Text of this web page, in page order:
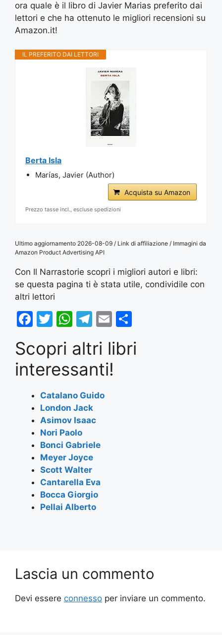
ora quale è il libro di Javier Marias preferito dai
lettori e che ha ottenuto le migliori recensioni su
Amazon.it!
IL PREFERITO DAI LETTORI
Berta Isla
Marías, Javier (Author)
Acquista su Amazon
Prezzo tasse incl., escluse spedizioni
Ultimo aggiornamento 2026-08-09 / Link di affiliazione / Immagini da
Amazon Product Advertising API
Con Il Narrastorie scopri i migliori autori e libri:
se questa pagina ti è stata utile, condividile con
altri lettori
F
c
e
b
o
o
k
T
itt
er
W
at
s
A
p
p
T
e
gr
a
m
E
ai
l
ar
Scopri altri libri
interessanti!
Catalano Guido
London Jack
Asimov Isaac
Nori Paolo
Bonci Gabriele
Meyer Joyce
Scott Walter
Cantarella Eva
Bocca Giorgio
Pellai Alberto
Lascia un commento
Devi essere connesso per inviare un commento.